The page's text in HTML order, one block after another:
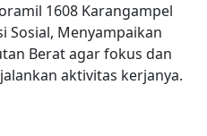
1608 Karangampel
Sosial, Menyampaikan
Berat agar fokus dan
aktivitas kerjanya.